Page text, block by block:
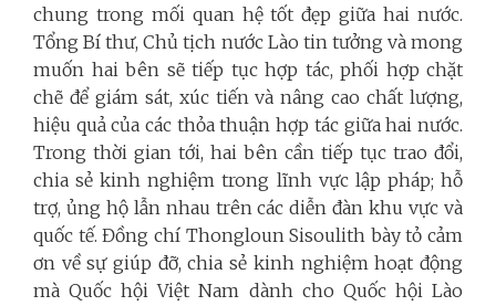
chung trong mối quan hệ tốt đẹp giữa hai nước.
Tổng Bí thư, Chủ tịch nước Lào tin tưởng và mong
muốn hai bên sẽ tiếp tục hợp tác, phối hợp chặt
chẽ để giám sát, xúc tiến và nâng cao chất lượng,
hiệu quả của các thỏa thuận hợp tác giữa hai nước.
Trong thời gian tới, hai bên cần tiếp tục trao đổi,
chia sẻ kinh nghiệm trong lĩnh vực lập pháp; hỗ
trợ, ủng hộ lẫn nhau trên các diễn đàn khu vực và
quốc tế. Đồng chí Thongloun Sisoulith bày tỏ cảm
ơn về sự giúp đỡ, chia sẻ kinh nghiệm hoạt động
mà Quốc hội Việt Nam dành cho Quốc hội Lào